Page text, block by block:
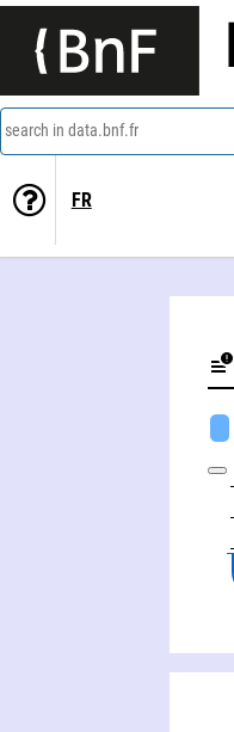
search in data.bnf.fr
FR